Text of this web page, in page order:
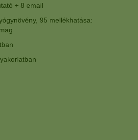
+ 8 email
95 mellékhatása: